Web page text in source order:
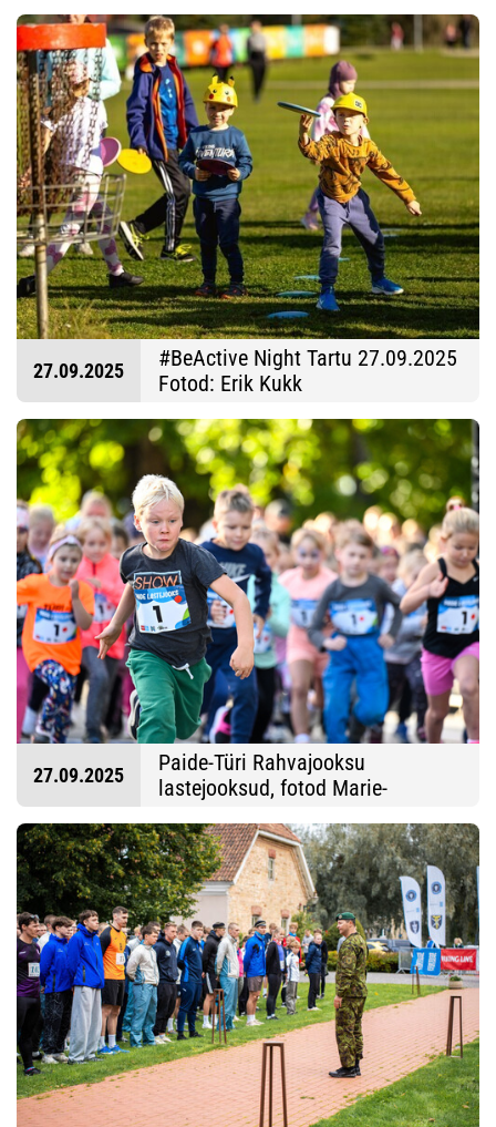
27.09.2025
#BeActive Night Tartu 27.09.2025
Fotod: Erik Kukk
27.09.2025
Paide-Türi Rahvajooksu
lastejooksud, fotod Marie-
27.09.2025